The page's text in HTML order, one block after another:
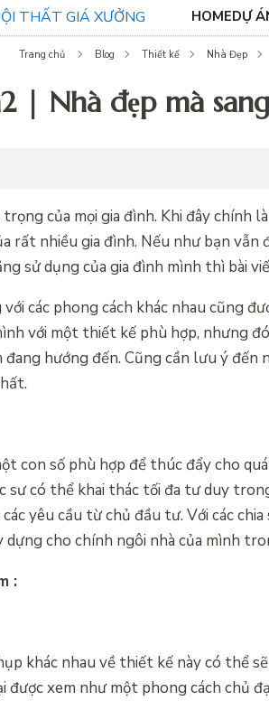
HOMEDỰ
Trang chủ Blog Thiết kế Nhà Đẹp
| Nhà đẹp mà
của mọi gia đình. Khi đây chính
rất nhiều gia đình. Nếu như bạn
sử dụng của gia đình mình thì bài
các phong cách khác nhau cũng
với một thiết kế phù hợp, nhưng
hướng đến. Cũng cần lưu ý
con số phù hợp để thúc đẩy cho
sư có thể khai thác tối đa tư duy
yêu cầu từ chủ đầu tư. Với các
dựng cho chính ngôi nhà của mình
:
khác nhau về thiết kế này có thể
xem như một phong cách chủ